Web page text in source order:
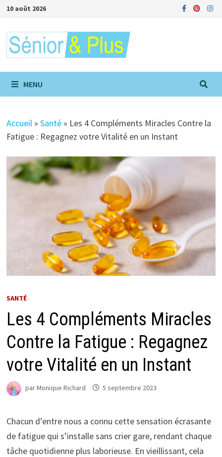
Passer
contenu
10 août 2026
MENU
Accueil »Santé » Les 4 Compléments Miracles Contre la
Fatigue : Regagnez votre Vitalité en un Instant
SANTÉ
Les 4 Compléments Miracles
Contre la Fatigue : Regagnez
votre Vitalité en un Instant
parMonique Richard 5 septembre 2023
Chacun d’entre nous a connu cette sensation écrasante
de fatigue qui s’installe sans crier gare, rendant chaque
tâche quotidienne plus laborieuse. En vieillissant, cela